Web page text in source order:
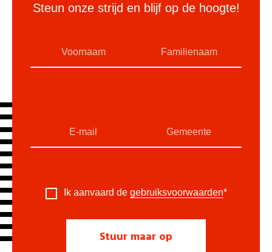
Steun onze strijd en blijf op de hoogte!
Ik aanvaard de gebruiksvoorwaarden*